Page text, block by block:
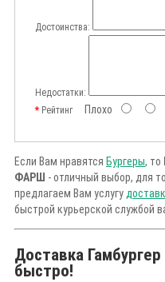
Достоинства:
Недостатки:
РейтингПлохо
Если Вам нравятся Бургеры, то
ФАРШ - отличный выбор, для
предлагаем Вам услугу
быстрой курьерской службой
Доставка
быстро!